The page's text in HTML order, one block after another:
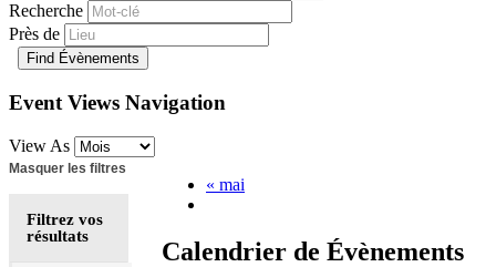
Recherche
Près de
Event Views Navigation
View As
Masquer les filtres
Filtrez vos
résultats
« mai
Calendrier de Évènements